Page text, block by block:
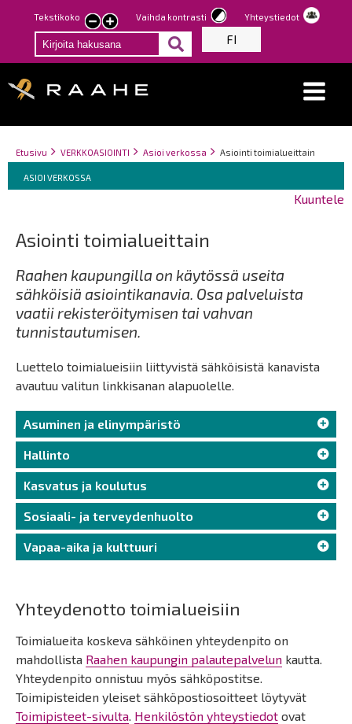
Hyppää
pääsisältöön
Tekstikoko
Pienennä
tekstin
kokoa
Suurenna
tekstin
kokoa
Vaihda kontrasti Yhteystiedot
FI
Breadcrumbs
You
here:
Etusivu VERKKOASIOINTI Asioi verkossa Asiointi toimialueittain
Breadcrumbs
You
are
ASIOI VERKOSSA
Kuuntele
Asiointi toimialueittain
Raahen kaupungilla on käytössä useita
sähköisiä asiointikanavia. Osa palveluista
vaatii rekisteröitymisen tai vahvan
tunnistautumisen.
Luettelo toimialueisiin liittyvistä sähköisistä kanavista
avautuu valitun linkkisanan alapuolelle.
Asuminen ja elinympäristö
Hallinto
Kasvatus ja koulutus
Sosiaali- ja terveydenhuolto
Vapaa-aika ja kulttuuri
Yhteydenotto toimialueisiin
Toimialueita koskeva sähköinen yhteydenpito on
mahdollista Raahen kaupungin palautepalvelun kautta.
Yhteydenpito onnistuu myös sähköpostitse.
Toimipisteiden yleiset sähköpostiosoitteet löytyvät
Toimipisteet-sivulta. Henkilöstön yhteystiedot ovat